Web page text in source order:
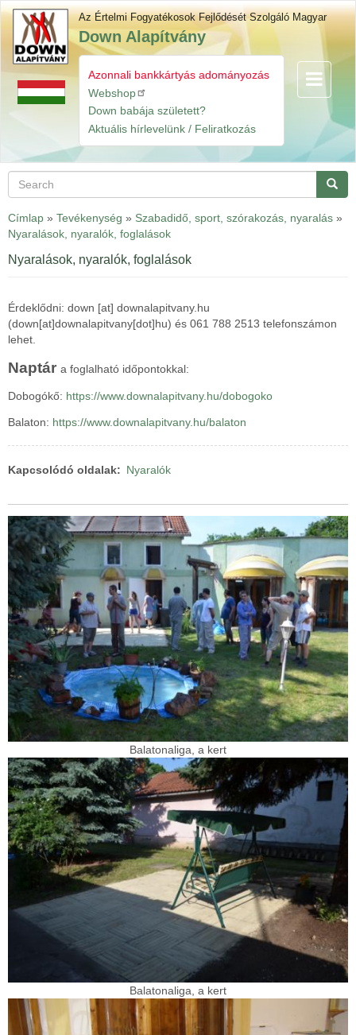
Skip
main
content
Az Értelmi Fogyatékosok Fejlődését Szolgáló Magyar
Down Alapítvány
Gyorslinkek
Azonnali bankkártyás adományozás
Webshop
Down babája született?
Aktuális hírlevelünk / Feliratkozás
Toggle
Search
Címlap » Tevékenység » Szabadidő, sport, szórakozás, nyaralás »
Nyaralások, nyaralók, foglalások
Nyaralások, nyaralók, foglalások
Érdeklődni: down [at] downalapitvany.hu
(down[at]downalapitvany[dot]hu) és 061 788 2513 telefonszámon
lehet.
Naptár a foglalható időpontokkal:
Dobogókő: https://www.downalapitvany.hu/dobogoko
Balaton: https://www.downalapitvany.hu/balaton
Kapcsolódó oldalak Nyaralók
Balatonaliga, a kert
Balatonaliga, a kert